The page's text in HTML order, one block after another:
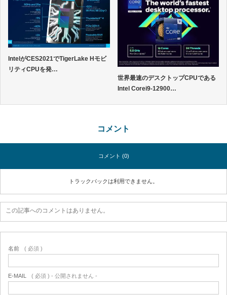
IntelがCES2021でTigerLake Hモビ
リティCPUを発…
世界最速のデスクトップCPUである
Intel Corei9-12900…
コメント
コメント (0)
トラックバックは利用できません。
この記事へのコメントはありません。
名前 ( 必須 )
E-MAIL ( 必須 ) - 公開されません -